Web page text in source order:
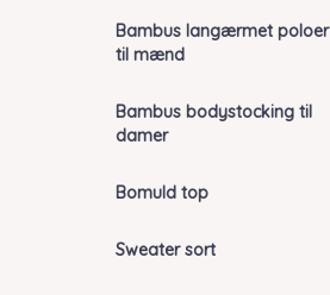
Bambus langærmet poloer
til mænd
Bambus bodystocking til
damer
Bomuld top
Sweater sort